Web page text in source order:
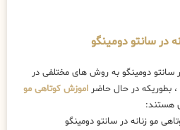
در سانتو دومینگو
سانتو دومینگو به روش های مختلفی در
بطوریکه در حال حاضر اموزش کوتاهی مو
هستند: